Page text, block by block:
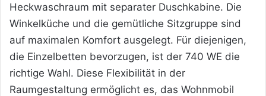
Heckwaschraum mit separater Duschkabine. Die
Winkelküche und die gemütliche Sitzgruppe sind
auf maximalen Komfort ausgelegt. Für diejenigen,
die Einzelbetten bevorzugen, ist der 740 WE die
richtige Wahl. Diese Flexibilität in der
Raumgestaltung ermöglicht es, das Wohnmobil